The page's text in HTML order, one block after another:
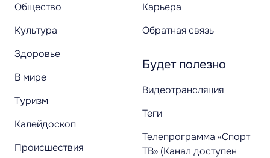
Общество
Культура
Здоровье
В мире
Туризм
Калейдоскоп
Происшествия
Карьера
Обратная связь
Будет полезно
Видеотрансляция
Теги
Телепрограмма «Спорт
ТВ» (Канал доступен